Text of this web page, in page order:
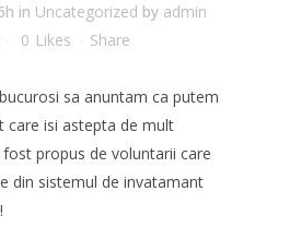
in Uncategorized by admin
0 Likes Share
sa anuntam ca putem
care isi astepta de mult
propus de voluntarii care
din sistemul de invatamant